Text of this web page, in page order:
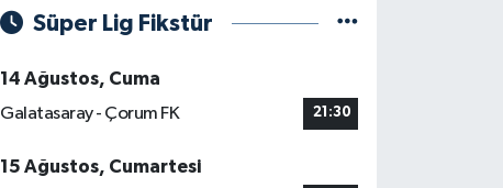
Süper Lig Fikstür
14 Ağustos, Cuma
Galatasaray - Çorum FK
21:30
15 Ağustos, Cumartesi